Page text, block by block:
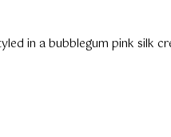
in a bubblegum pink